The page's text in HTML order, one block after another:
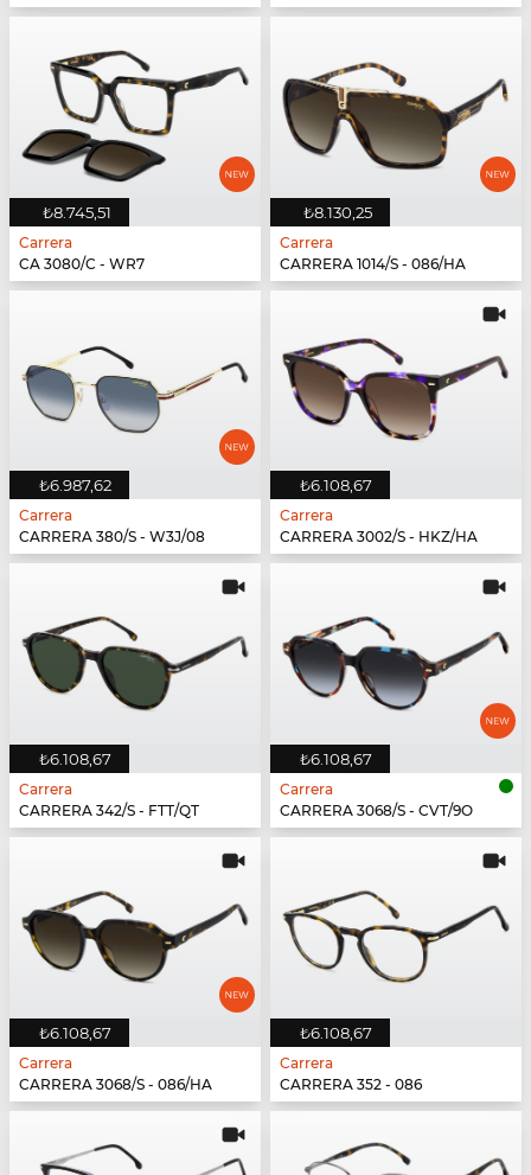
₺8.745,51
Carrera
CA 3080/C - WR7
₺8.130,25
Carrera
CARRERA 1014/S - 086/HA
₺6.987,62
Carrera
CARRERA 380/S - W3J/08
₺6.108,67
Carrera
CARRERA 3002/S - HKZ/HA
₺6.108,67
Carrera
CARRERA 342/S - FTT/QT
₺6.108,67
Carrera
CARRERA 3068/S - CVT/9O
₺6.108,67
Carrera
CARRERA 3068/S - 086/HA
₺6.108,67
Carrera
CARRERA 352 - 086